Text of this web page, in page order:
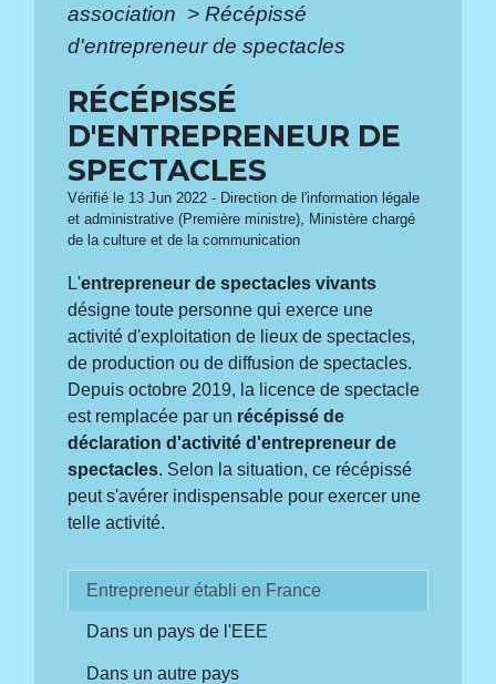
association > Récépissé
d'entrepreneur de spectacles
RÉCÉPISSÉ
D'ENTREPRENEUR DE
SPECTACLES
Vérifié le 13 Jun 2022 - Direction de l'information légale
et administrative (Première ministre), Ministère chargé
de la culture et de la communication
L'entrepreneur de spectacles vivants
désigne toute personne qui exerce une
activité d'exploitation de lieux de spectacles,
de production ou de diffusion de spectacles.
Depuis octobre 2019, la licence de spectacle
est remplacée par un récépissé de
déclaration d'activité d'entrepreneur de
spectacles. Selon la situation, ce récépissé
peut s'avérer indispensable pour exercer une
telle activité.
Entrepreneur établi en France
Dans un pays de l'EEE
Dans un autre pays